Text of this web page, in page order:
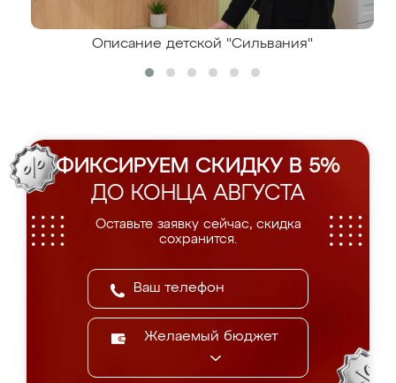
Описание детской "Сильвания"
ФИКСИРУЕМ СКИДКУ В 5%
ДО КОНЦА АВГУСТА
Оставьте заявку сейчас, скидка
сохранится.
Желаемый бюджет